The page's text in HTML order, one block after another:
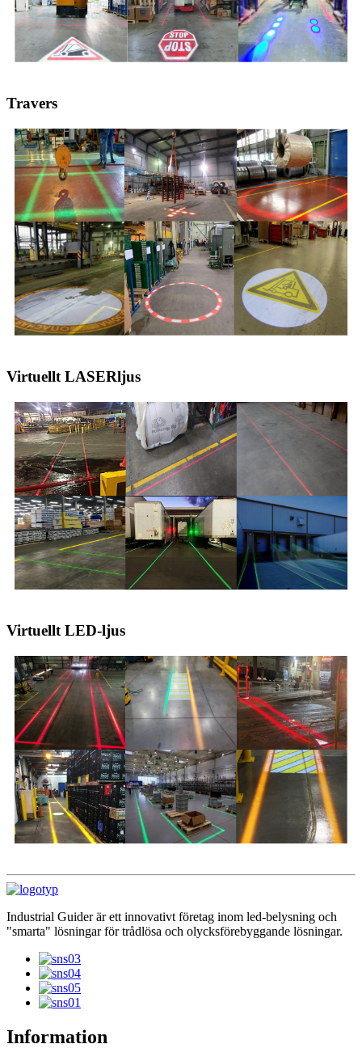
Travers
Virtuellt LASERljus
Virtuellt LED-ljus
Industrial Guider är ett innovativt företag inom led-belysning och
"smarta" lösningar för trådlösa och olycksförebyggande lösningar.
Information